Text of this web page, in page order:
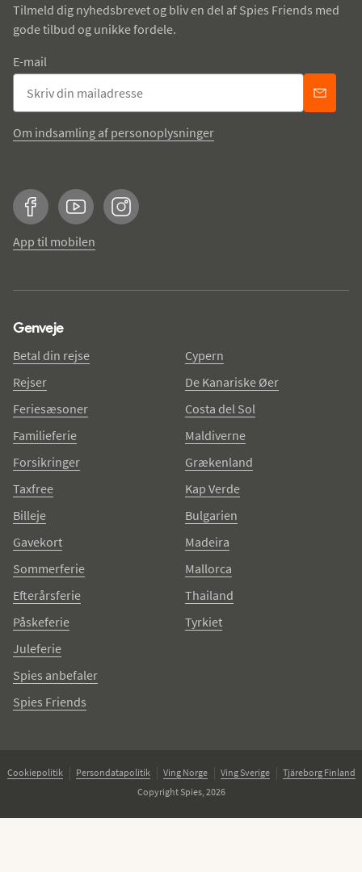
Tilmeld dig nyhedsbrevet og bliv en del af Spies Friends med
gode tilbud og unikke fordele.
E-mail
Om indsamling af personoplysninger
FacebookYouTubeInstagram
App til mobilen
Genveje
Betal din rejse
Rejser
Feriesæsoner
Familieferie
Forsikringer
Taxfree
Billeje
Gavekort
Sommerferie
Efterårsferie
Påskeferie
Juleferie
Spies anbefaler
Spies Friends
Cypern
De Kanariske Øer
Costa del Sol
Maldiverne
Grækenland
Kap Verde
Bulgarien
Madeira
Mallorca
Thailand
Tyrkiet
Cookiepolitik Persondatapolitik Ving Norge Ving Sverige
Tjäreborg Finland
Copyright Spies, 2026